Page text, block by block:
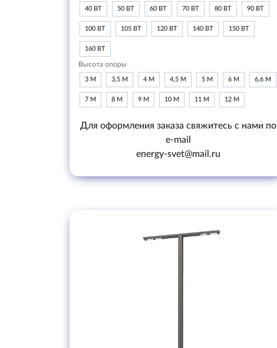
40 ВТ 50 ВТ 60 ВТ 70 ВТ 80 ВТ 90 ВТ
100 ВТ 105 ВТ 120 ВТ 140 ВТ 150 ВТ
160 ВТ
Высота опоры
3 М 3,5 М 4 М 4,5 М 5 М 6 М 6,6 М
7 М 8 М 9 М 10 М 11 М 12 М
Для оформления заказа свяжитесь с нами по
e-mail
energy-svet@mail.ru